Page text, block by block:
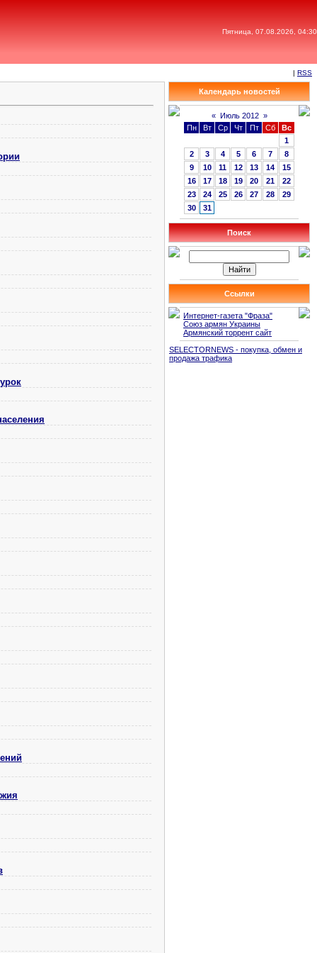
Пятница, 07.08.2026, 04:30
| RSS
Календарь новостей
« Июль 2012 »
Пн
Вт Ср Чт Пт Сб
Вс
1
2
3 4 5 6 7
8
9
10 11 12 13 14
15
16
17 18 19 20 21
22
23
24 25 26 27 28
29
30
31
Поиск
Ссылки
Интернет-газета "Фраза"
Союз армян Украины
Армянский торрент сайт
SELECTORNEWS - покупка, обмен и
продажа трафика